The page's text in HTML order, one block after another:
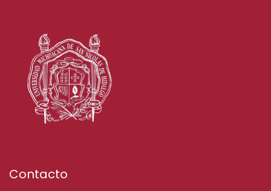
Contacto